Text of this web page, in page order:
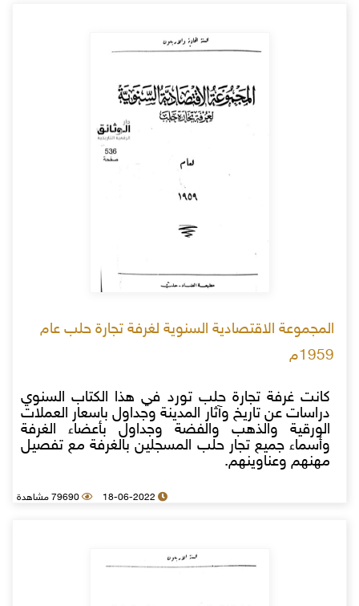
المجموعة الاقتصادية السنوية لغرفة تجارة حلب عام
1959م
كانت غرفة تجارة حلب تورد في هذا الكتاب السنوي
دراسات عن تاريخ وآثار المدينة وجداول باسعار العملات
الورقية والذهب والفضة وجداول بأعضاء الغرفة
وأسماء جميع تجار حلب المسجلين بالغرفة مع تفصيل
مهنهم وعناوينهم.
18-06-2022 79690 مشاهدة